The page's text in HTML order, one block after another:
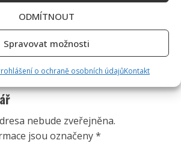
ODMÍTNOUT
Spravovat možnosti
o ochraně osobních údajůKontakt
nebude zveřejněna.
jsou označeny*